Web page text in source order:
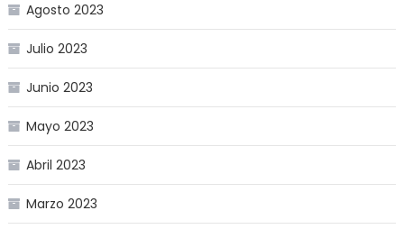
Agosto 2023
Julio 2023
Junio 2023
Mayo 2023
Abril 2023
Marzo 2023